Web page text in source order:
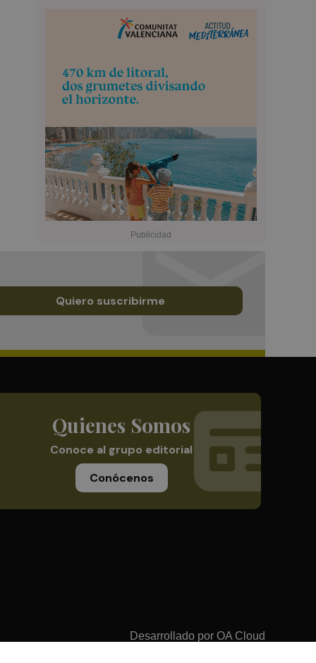
Quiero suscribirme
Quienes Somos
Conoce al grupo editorial
Conócenos
Desarrollado por OA Cloud